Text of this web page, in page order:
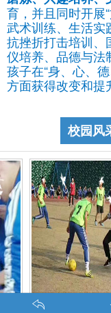
育，并且同时开展
武术训练、生活实
抗挫折打击培训、
仪培养、品德与法
孩子在“身、心、
方面获得改变和提
校园风